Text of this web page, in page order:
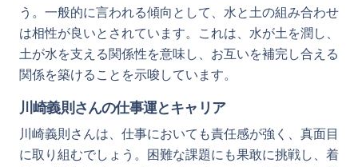
う。一般的に言われる傾向として、水と土の組み合わせ
は相性が良いとされています。これは、水が土を潤し、
土が水を支える関係性を意味し、お互いを補完し合える
関係を築けることを示唆しています。
川崎義則さんの仕事運とキャリア
川崎義則さんは、仕事においても責任感が強く、真面目
に取り組むでしょう。困難な課題にも果敢に挑戦し、着